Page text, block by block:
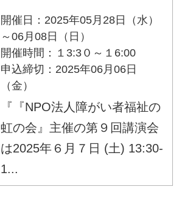
開催日：2025年05月28日（水）
～06月08日（日）
開催時間：１3:3０～１6:00
申込締切：2025年06月06日
（金）
『『NPO法人障がい者福祉の
虹の会』主催の第９回講演会
は2025年６月７日 (土) 13:30-
1...